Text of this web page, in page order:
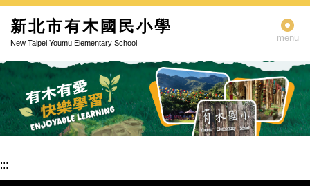
到
主
要
內
容
區
新北市有木國民小學
New Taipei Youmu Elementary School menu
:::